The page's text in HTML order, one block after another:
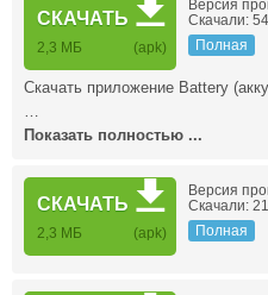
СКАЧАТЬ
2,3 МБ (apk)
Версия
Скачали:
Полная
Скачать приложение Battery
…
Показать полностью ...
СКАЧАТЬ
2,3 МБ (apk)
Версия
Скачали:
Полная